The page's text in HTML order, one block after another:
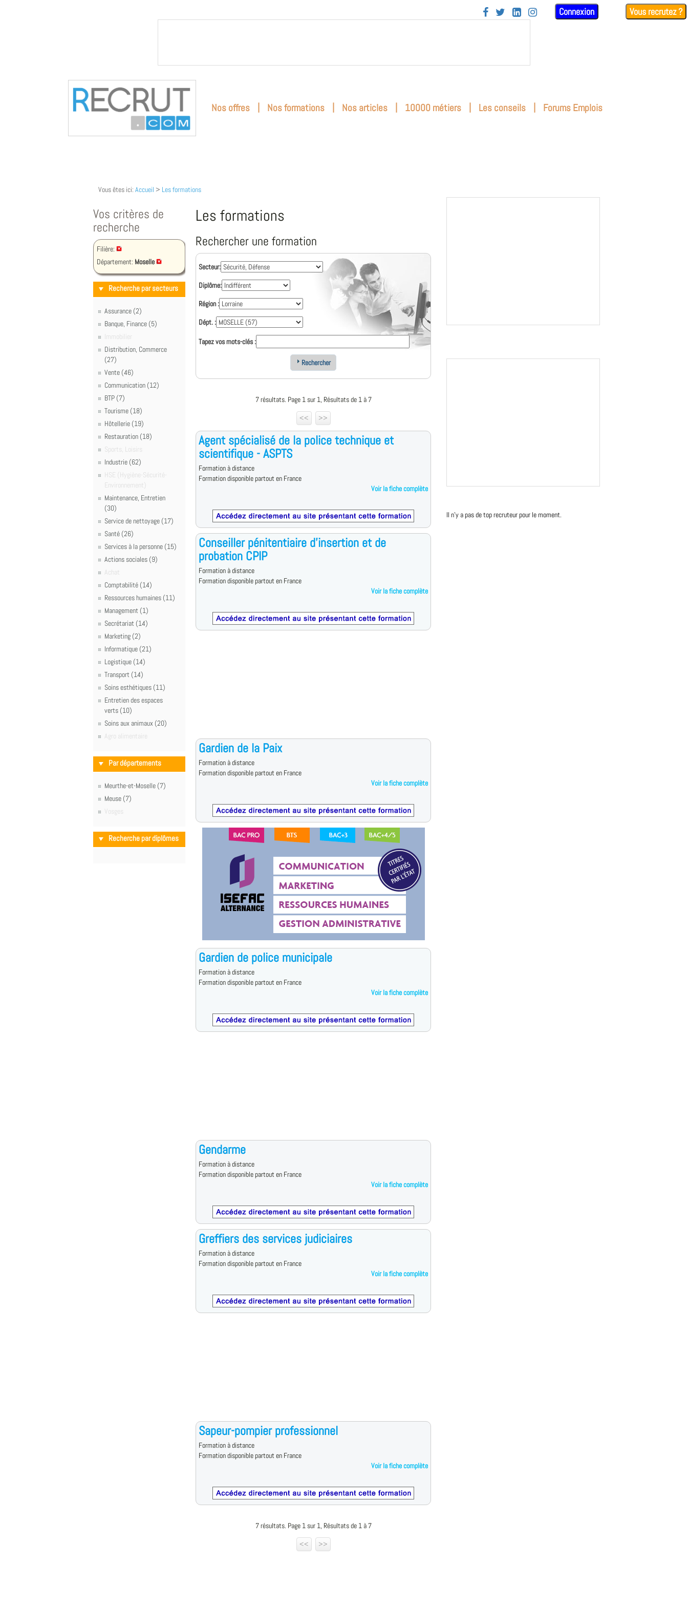
    Connexion Vous recrutez ?
Nos offres | Nos formations | Nos articles | 10000 métiers | Les conseils | Forums Emplois
Vous êtes ici: Accueil > Les formations
Vos critères de
recherche
Filière:
Département: Moselle
Recherche par secteurs
Assurance (2)
Banque, Finance (5)
Immobilier
Distribution, Commerce
(27)
Vente (46)
Communication (12)
BTP (7)
Tourisme (18)
Hôtellerie (19)
Restauration (18)
Sports, Loisirs
Industrie (62)
HSE (Hygiène-Sécurité-
Environnement)
Maintenance, Entretien
(30)
Service de nettoyage (17)
Santé (26)
Services à la personne (15)
Actions sociales (9)
Achat
Comptabilité (14)
Ressources humaines (11)
Management (1)
Secrétariat (14)
Marketing (2)
Informatique (21)
Logistique (14)
Transport (14)
Soins esthétiques (11)
Entretien des espaces
verts (10)
Soins aux animaux (20)
Agro alimentaire
Par départements
Meurthe-et-Moselle (7)
Meuse (7)
Vosges
Recherche par diplômes
Les formations
Rechercher une formation
Secteur:
Diplôme:
Région :
Dépt. :
Tapez vos mots-clés :
Rechercher
7 résultats. Page 1 sur 1, Résultats de 1 à 7
<<
>>
Agent spécialisé de la police technique et
scientifique - ASPTS
Formation à distance
Formation disponible partout en France
Voir la fiche complète
Conseiller pénitentiaire d'insertion et de
probation CPIP
Formation à distance
Formation disponible partout en France
Voir la fiche complète
Gardien de la Paix
Formation à distance
Formation disponible partout en France
Voir la fiche complète
Gardien de police municipale
Formation à distance
Formation disponible partout en France
Voir la fiche complète
Gendarme
Formation à distance
Formation disponible partout en France
Voir la fiche complète
Greffiers des services judiciaires
Formation à distance
Formation disponible partout en France
Voir la fiche complète
Sapeur-pompier professionnel
Formation à distance
Formation disponible partout en France
Voir la fiche complète
7 résultats. Page 1 sur 1, Résultats de 1 à 7
<<
>>
Il n'y a pas de top recruteur pour le moment.